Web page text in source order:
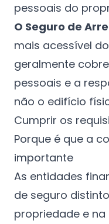
pessoais do
O Seguro de
mais acessível
geralmente
pessoais e a
não o edifício
Cumprir os
Porque é que a
importante
As entidades
de seguro
propriedade e